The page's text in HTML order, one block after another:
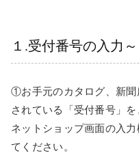
１.受付番号の入力
①お手元のカタログ、新聞
されている「受付番号」を
ネットショップ画面の入
てください。